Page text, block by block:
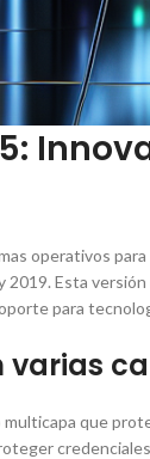
operativos
Esta
para
varias
que